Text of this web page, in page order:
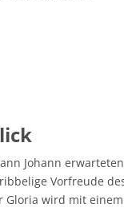
Johann
Vorfreude
Gloria wird mit